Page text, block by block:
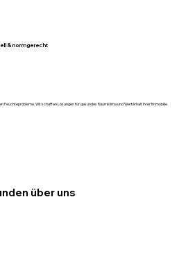
& normgerecht
Feuchteprobleme. Wir schaffen Lösungen für gesundes Raumklima und Werterhalt Ihrer Immobilie.
über uns